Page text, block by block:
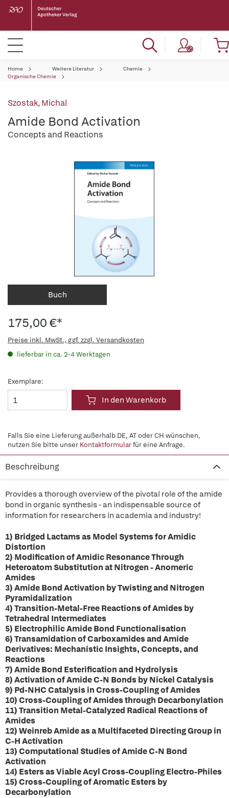
Home Weitere Literatur
Chemie
Organische Chemie
Szostak, Michal
Amide Bond Activation
Concepts and Reactions
Buch
175,00 €*
Preise inkl. MwSt., ggf. zzgl. Versandkosten
lieferbar in ca. 2-4 Werktagen
Exemplare:
In den Warenkorb
Falls Sie eine Lieferung außerhalb DE, AT oder CH wünschen,
nutzen Sie bitte unser Kontaktformularfür eine Anfrage.
Beschreibung
Provides a thorough overview of the pivotal role of the amide
bond in organic synthesis - an indispensable source of
information for researchers in academia and industry!
1) Bridged Lactams as Model Systems for Amidic
Distortion
2) Modification of Amidic Resonance Through
Heteroatom Substitution at Nitrogen - Anomeric
Amides
3) Amide Bond Activation by Twisting and Nitrogen
Pyramidalization
4) Transition-Metal-Free Reactions of Amides by
Tetrahedral Intermediates
5) Electrophilic Amide Bond Functionalisation
6) Transamidation of Carboxamides and Amide
Derivatives: Mechanistic Insights, Concepts, and
Reactions
7) Amide Bond Esterification and Hydrolysis
8) Activation of Amide C-N Bonds by Nickel Catalysis
9) Pd-NHC Catalysis in Cross-Coupling of Amides
10) Cross-Coupling of Amides through Decarbonylation
11) Transition Metal-Catalyzed Radical Reactions of
Amides
12) Weinreb Amide as a Multifaceted Directing Group in
C-H Activation
13) Computational Studies of Amide C-N Bond
Activation
14) Esters as Viable Acyl Cross-Coupling Electro-Philes
15) Cross-Coupling of Aromatic Esters by
Decarbonylation